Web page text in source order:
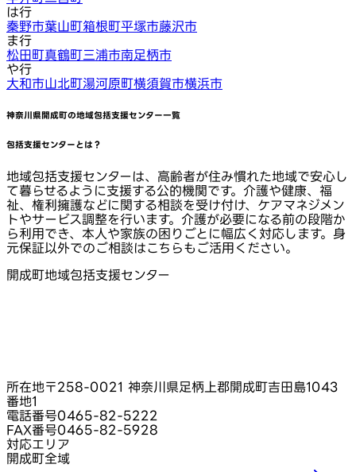
は行
秦野市葉山町箱根町平塚市藤沢市
ま行
松田町真鶴町三浦市南足柄市
や行
大和市山北町湯河原町横須賀市横浜市
神奈川県開成町の地域包括支援センター一覧
包括支援センターとは？
地域包括支援センターは、高齢者が住み慣れた地域で安心し
て暮らせるように支援する公的機関です。介護や健康、福
祉、権利擁護などに関する相談を受け付け、ケアマネジメン
トやサービス調整を行います。介護が必要になる前の段階か
ら利用でき、本人や家族の困りごとに幅広く対応します。身
元保証以外でのご相談はこちらもご活用ください。
開成町地域包括支援センター
所在地〒258-0021 神奈川県足柄上郡開成町吉田島1043
番地1
電話番号0465-82-5222
FAX番号0465-82-5928
対応エリア
開成町全域